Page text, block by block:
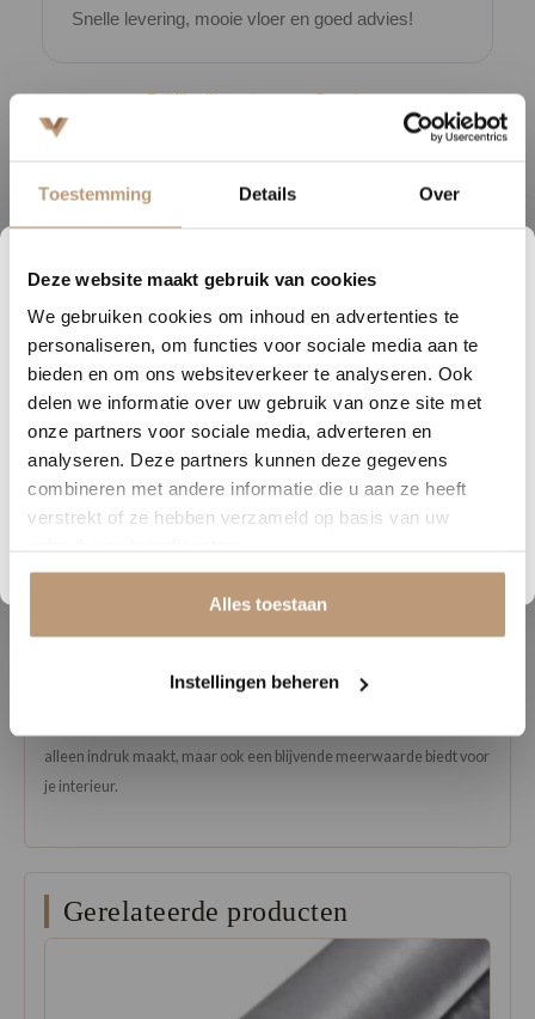
6
DAGEN
15
UREN
00
MINUTEN
12
SECONDEN
Nu tijdelijk 10% korting op
jouw vloer
Vraag snel een offerte aan en bespaar direct.
Bekijk plak PVC vloeren
Toestemming Details Over
Deze website maakt gebruik van cookies
We gebruiken cookies om inhoud en advertenties te
personaliseren, om functies voor sociale media aan te
bieden en om ons websiteverkeer te analyseren. Ook
delen we informatie over uw gebruik van onze site met
onze partners voor sociale media, adverteren en
analyseren. Deze partners kunnen deze gegevens
combineren met andere informatie die u aan ze heeft
verstrekt of ze hebben verzameld op basis van uw
Alles toestaan
Instellingen beheren
Snelle levering, mooie vloer en goed advies!
Bekijk alle reviews op Google →
Beschrijving
laminaat, beschikbaar in drie prachtige kleuren. Dit laminaat is
uitgevoerd in het verfijnde Versailles-patroon, een klassiek ontwerp
dat oorspronkelijk werd gebruikt in de paleizen van Franse
koningen. Het Versailles-patroon staat bekend om zijn complexe,
weelderige uitstraling en is een perfecte keuze voor wie zijn ruimte
een vleugje koninklijke grandeur wil geven.
Masterpiece laminaat biedt niet alleen esthetische pracht, maar ook
praktisch gemak. Het is slijtvast, gemakkelijk te onderhouden en
Bezoek Vloerenhuys de Veluwe om de verschillende kleuren en
staan klaar om je te adviseren over de beste opties voor jouw ruimte
alleen indruk maakt, maar ook een blijvende meerwaarde biedt voor
je interieur.
Gerelateerde producten